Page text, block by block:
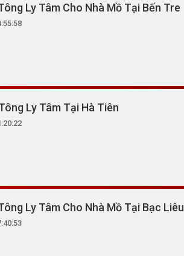
Ly Tâm Cho Nhà Mồ Tại Bến Tre
Ly Tâm Tại Hà Tiên
Ly Tâm Cho Nhà Mồ Tại Bạc Liêu